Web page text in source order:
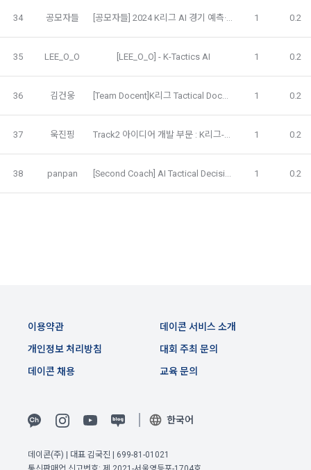
의" 또는 "제출하기" 버튼을 누르는 경우 이를 서비스 이용에 대
한 신청으로 간주한다.
통한 실명확인 및 본인인증을 요청할 수 있다. "회원"은 본인인
증에 필요한 이름, 생년월일, 연락처 등을 제공하여야 한다.
4. 페이스북 등 외부서비스와의 연동을 통해 이용계약을 신청할
경우, 본 약관과 개인정보취급방침, 서비스 제공을 위해 “회
사”가 “회원”의 외부 서비스 계정 정보 접근 및 활용에 “동의” 또
“회원”에게 통지함으로써 이용계약이 성립된다.
5. “회원”은 이용계약 성립 후, 당사의 동의 없이 임의로 회원 ID
를 변경할 수 없다.
2. “회사”는 이용계약과 서비스의 원활한 이행을 위하여 “개인회
원” 및 “인재회원”이 “서비스”를 이용하며 제공·생산한 정보를
다. 다만 그 경우에는 일정 부분 서비스의 이용이 제한될 수 있
다.
확인
를 수집
을 통해 개인정보가 수집
에서 이용자에게 개인정보 제공 동의 등을 받은 후에 데이콘에
확인
확인
34 공모자들 [공모자들] 2024 K리그 AI 경기 예측·리뷰 시스템 1 0.2
35 LEE_O_O [LEE_O_O] - K-Tactics AI 1 0.2
36 김건웅 [Team Docent]K리그 Tactical Docent 1 0.2
37 욱진핑 Track2 아이디어 개발 부문 : K리그-서울시립대 공개 AI 경진대회 team 욱진핑 1 0.2
38 panpan [Second Coach] AI Tactical Decision Analyzer 1 0.2
이용약관
개인정보 처리방침
대회 주최 문의
교육 문의
데이콘 서비스 소개
데이콘 채용
한국어
데이콘(주) | 대표 김국진 | 699-81-01021